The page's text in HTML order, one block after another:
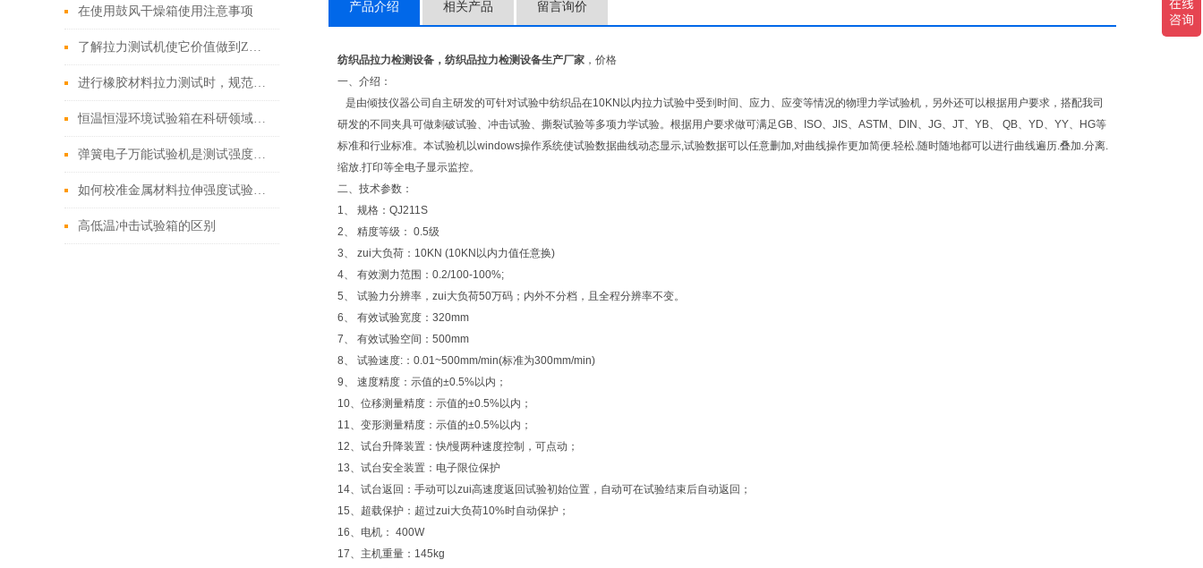
在使用鼓风干燥箱使用注意事项
了解拉力测试机使它价值做到Z大化
进行橡胶材料拉力测试时，规范的操作步骤是什么？
恒温恒湿环境试验箱在科研领域的重要作用
弹簧电子万能试验机是测试强度与可靠性的理想工具
如何校准金属材料拉伸强度试验机的位移传感器？
高低温冲击试验箱的区别
产品介绍 相关产品 留言询价
纺织品拉力检测设备 ， 纺织品拉力检测设备生产厂家 ，价格
一、 介绍：
是由倾技仪器公司自主研发的可针对试验中纺织品在10KN以内拉力试验中受到时间、应力、应变等情况的物理力学试验机，另外还可以根据用户要求，搭配我司
研发的不同夹具可做刺破试验、冲击试验、撕裂试验等多项力学试验。根据用户要求做可满足GB、ISO、JIS、ASTM、DIN、JG、JT、YB、 QB、YD、YY、HG等
标准和行业标准。本试验机以windows操作系统使试验数据曲线动态显示,试验数据可以任意删加,对曲线操作更加简便.轻松.随时随地都可以进行曲线遍历.叠加.分离.
缩放.打印等全电子显示监控。
二、 技术参数：
1、 规格：QJ211S
2、 精度等级： 0.5级
3、 zui大负荷：10KN (10KN以内力值任意换)
4、 有效测力范围：0.2/100-100%;
5、 试验力分辨率，zui大负荷50万码；内外不分档，且全程分辨率不变。
6、 有效试验宽度：320mm
7、 有效试验空间：500mm
8、 试验速度:：0.01~500mm/min(标准为300mm/min)
9、 速度精度：示值的±0.5%以内；
10、位移测量精度：示值的±0.5%以内；
11、变形测量精度：示值的±0.5%以内；
12、试台升降装置：快/慢两种速度控制，可点动；
13、试台安全装置：电子限位保护
14、试台返回：手动可以zui高速度返回试验初始位置，自动可在试验结束后自动返回；
15、超载保护：超过zui大负荷10%时自动保护；
16、电机： 400W
17、主机重量：145kg